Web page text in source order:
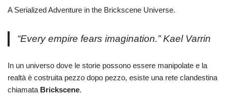
A Serialized Adventure in the Brickscene Universe.
“Every empire fears imagination.” Kael Varrin
In un universo dove le storie possono essere manipolate e la
realtà è costruita pezzo dopo pezzo, esiste una rete clandestina
chiamata Brickscene.